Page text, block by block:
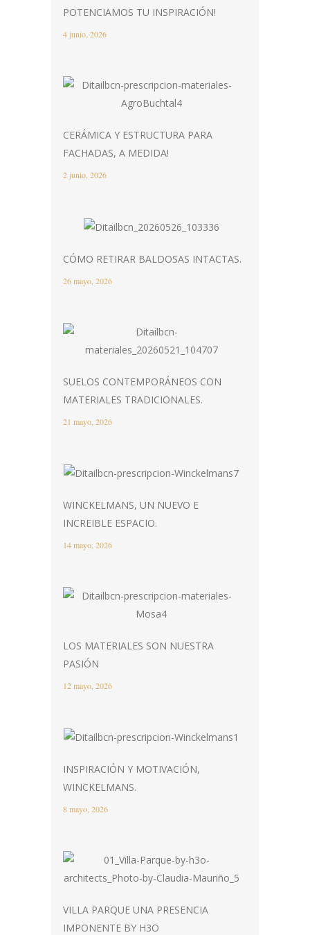
POTENCIAMOS TU INSPIRACIÓN!
4 junio, 2026
CERÁMICA Y ESTRUCTURA PARA
FACHADAS, A MEDIDA!
2 junio, 2026
CÓMO RETIRAR BALDOSAS INTACTAS.
26 mayo, 2026
SUELOS CONTEMPORÁNEOS CON
MATERIALES TRADICIONALES.
21 mayo, 2026
WINCKELMANS, UN NUEVO E
INCREIBLE ESPACIO.
14 mayo, 2026
LOS MATERIALES SON NUESTRA
PASIÓN
12 mayo, 2026
INSPIRACIÓN Y MOTIVACIÓN,
WINCKELMANS.
8 mayo, 2026
VILLA PARQUE UNA PRESENCIA
IMPONENTE BY H3O